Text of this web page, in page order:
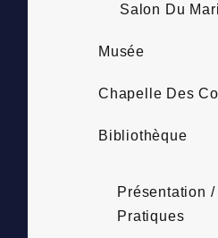
Salon Du
Musée
Chapelle Des
Bibliothèque
Présentation
Pratiques